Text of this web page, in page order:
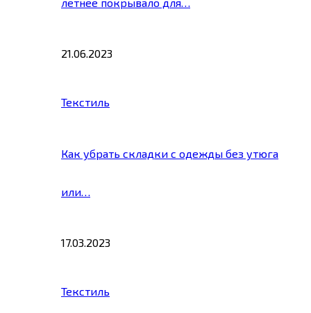
летнее покрывало для…
21.06.2023
Текстиль
Как убрать складки с одежды без утюга
или…
17.03.2023
Текстиль